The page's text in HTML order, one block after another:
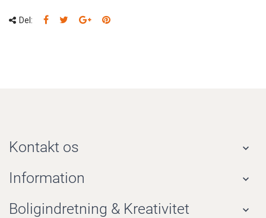
Del:
Kontakt os 
Information 
Boligindretning & Kreativitet 